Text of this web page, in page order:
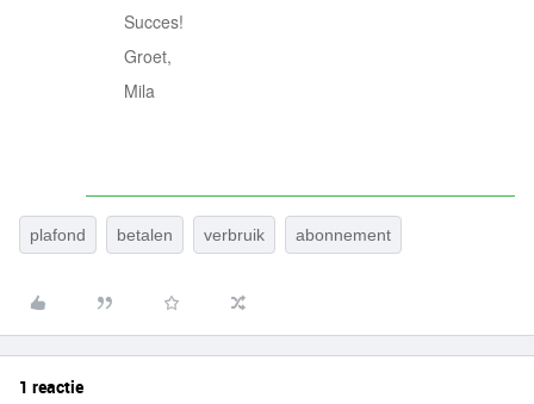
Succes!
Groet,
Mila
plafond betalen verbruik abonnement
1 reactie